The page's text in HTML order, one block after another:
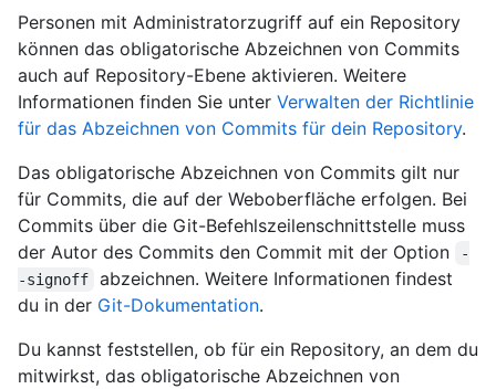
Personen mit Administratorzugriff auf ein Repository
können das obligatorische Abzeichnen von Commits
auch auf Repository-Ebene aktivieren. Weitere
Informationen finden Sie unter Verwalten der Richtlinie
für das Abzeichnen von Commits für dein Repository.
Das obligatorische Abzeichnen von Commits gilt nur
für Commits, die auf der Weboberfläche erfolgen. Bei
Commits über die Git-Befehlszeilenschnittstelle muss
der Autor des Commits den Commit mit der Option
-
-signoff
abzeichnen. Weitere Informationen findest
du in der Git-Dokumentation.
Du kannst feststellen, ob für ein Repository, an dem du
mitwirkst, das obligatorische Abzeichnen von